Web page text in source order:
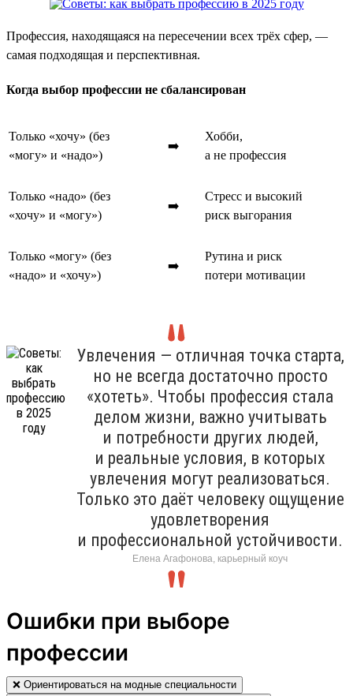
Профессия, находящаяся на пересечении всех трёх сфер, —
самая подходящая и перспективная.
Когда выбор профессии не сбалансирован
Только «хочу» (без
«могу» и «надо»)
➡️
Хобби,
а не профессия
Только «надо» (без
«хочу» и «могу»)
➡️
Стресс и высокий
риск выгорания
Только «могу» (без
«надо» и «хочу»)
➡️
Рутина и риск
потери мотивации
Увлечения — отличная точка старта,
но не всегда достаточно просто
«хотеть». Чтобы профессия стала
делом жизни, важно учитывать
и потребности других людей,
и реальные условия, в которых
увлечения могут реализоваться.
Только это даёт человеку ощущение
удовлетворения
и профессиональной устойчивости.
Елена Агафонова, карьерный коуч
Ошибки при выборе
профессии
❌ Ориентироваться на модные специальности